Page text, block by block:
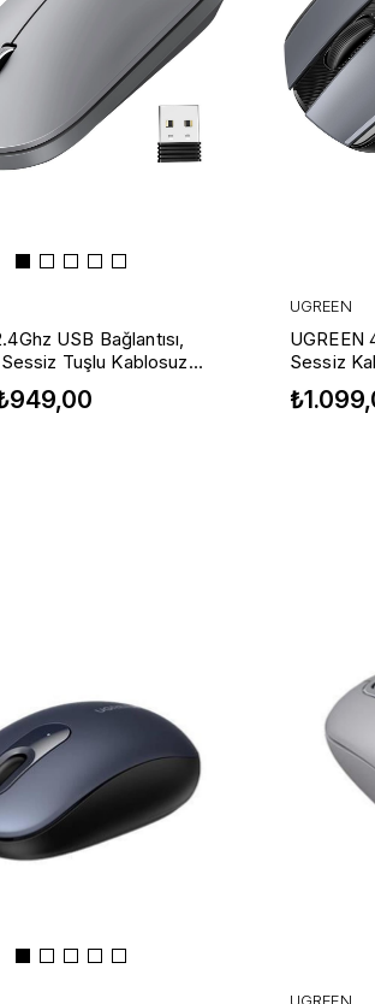
USB Bağlantısı,
Tuşlu Kablosuz
Gri, 90373
UGREEN
UGREEN
Sessiz
90545
UGREEN